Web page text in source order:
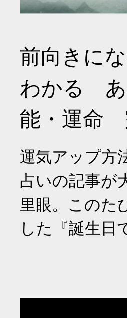
前向きに
わかる あ
能・運命
運気アップ方
占いの記事が
里眼。このた
した『誕生